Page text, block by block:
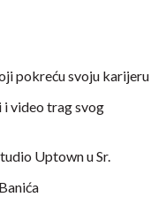
pokreću svoju karijeru
i video trag svog
Uptown u Sr.